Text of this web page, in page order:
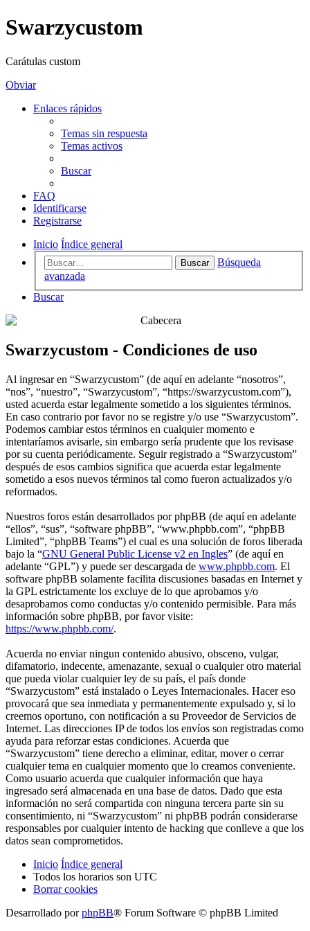
Swarzycustom
Carátulas custom
Obviar
Enlaces rápidos
Temas sin respuesta
Temas activos
Buscar
FAQ
Identificarse
Registrarse
Inicio Índice general
Buscar
Búsqueda
avanzada
Buscar
Swarzycustom - Condiciones de uso
Al ingresar en “Swarzycustom” (de aquí en adelante “nosotros”,
“nos”, “nuestro”, “Swarzycustom”, “https://swarzycustom.com”),
usted acuerda estar legalmente sometido a los siguientes términos.
En caso contrario por favor no se registre y/o use “Swarzycustom”.
Podemos cambiar estos términos en cualquier momento e
intentaríamos avisarle, sin embargo sería prudente que los revisase
por su cuenta periódicamente. Seguir registrado a “Swarzycustom”
después de esos cambios significa que acuerda estar legalmente
sometido a esos nuevos términos tal como fueron actualizados y/o
reformados.
Nuestros foros están desarrollados por phpBB (de aquí en adelante
“ellos”, “sus”, “software phpBB”, “www.phpbb.com”, “phpBB
Limited”, “phpBB Teams”) el cual es una solución de foros liberada
bajo la “GNU General Public License v2 en Ingles” (de aquí en
adelante “GPL”) y puede ser descargada de www.phpbb.com. El
software phpBB solamente facilita discusiones basadas en Internet y
la GPL estrictamente los excluye de lo que aprobamos y/o
desaprobamos como conductas y/o contenido permisible. Para más
información sobre phpBB, por favor visite:
https://www.phpbb.com/.
Acuerda no enviar ningun contenido abusivo, obsceno, vulgar,
difamatorio, indecente, amenazante, sexual o cualquier otro material
que pueda violar cualquier ley de su país, el país donde
“Swarzycustom” está instalado o Leyes Internacionales. Hacer eso
provocará que sea inmediata y permanentemente expulsado y, si lo
creemos oportuno, con notificación a su Proveedor de Servicios de
Internet. Las direcciones IP de todos los envíos son registradas como
ayuda para reforzar estas condiciones. Acuerda que
“Swarzycustom” tiene derecho a eliminar, editar, mover o cerrar
cualquier tema en cualquier momento que lo creamos conveniente.
Como usuario acuerda que cualquier información que haya
ingresado será almacenada en una base de datos. Dado que esta
información no será compartida con ninguna tercera parte sin su
consentimiento, ni “Swarzycustom” ni phpBB podrán considerarse
responsables por cualquier intento de hacking que conlleve a que los
datos sean comprometidos.
Inicio Índice general
Todos los horarios son UTC
Borrar cookies
Desarrollado porphpBB® Forum Software © phpBB Limited